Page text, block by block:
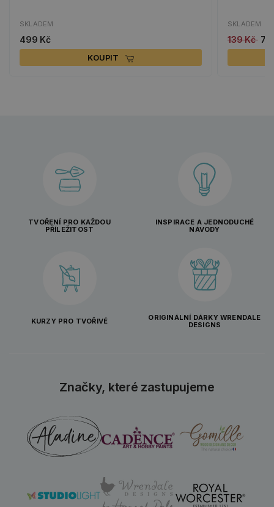
SKLADEM
499 Kč
KOUPIT
SKLADEM
139 Kč 70
TVOŘENÍ PRO KAŽDOU
PŘÍLEŽITOST
INSPIRACE A JEDNODUCHÉ
NÁVODY
KURZY PRO TVOŘIVÉ
ORIGINÁLNÍ DÁRKY WRENDALE
DESIGNS
Značky, které zastupujeme